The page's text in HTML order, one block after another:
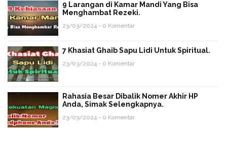
9 Larangan di Kamar Mandi Yang Bisa
Menghambat Rezeki.
23/03/2024 - 0 Komentar
7 Khasiat Ghaib Sapu Lidi Untuk Spiritual.
23/03/2024 - 0 Komentar
Rahasia Besar Dibalik Nomer Akhir HP
Anda, Simak Selengkapnya.
23/03/2024 - 0 Komentar